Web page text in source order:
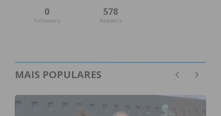
0
Followers
578
Readers
MAIS POPULARES